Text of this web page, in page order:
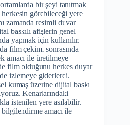
bir şeyi tanıtmak
görebileceği yere
zamanda resimli duvar
baskılı afişlerin genel
yapmak için kullanılır.
film çekimi sonrasında
amacı ile üretilmeye
film olduğunu herkes duyar
izlemeye giderlerdi.
kumaş üzerine dijital baskı
Kenarlarındaki
istenilen yere asılabilir.
bilgilendirme amacı ile